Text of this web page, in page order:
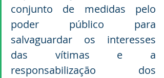
conjunto de medidas pelo
poder público para
salvaguardar os interesses
das vítimas e a
responsabilização dos